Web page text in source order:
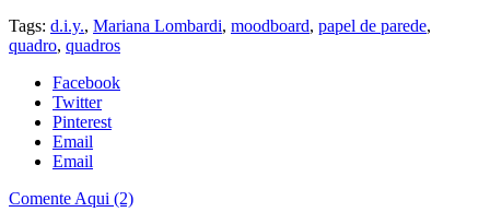
Tags: d.i.y., Mariana Lombardi, moodboard, papel de parede,
quadro, quadros
Facebook
Twitter
Pinterest
Email
Email
Comente Aqui (2)